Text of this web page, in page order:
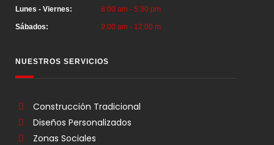
Lunes - Viernes: 8:00 am - 5:30 pm
Sábados: 9:00 am - 12:00 m
NUESTROS SERVICIOS
Construcción Tradicional
Diseños Personalizados
Zonas Sociales